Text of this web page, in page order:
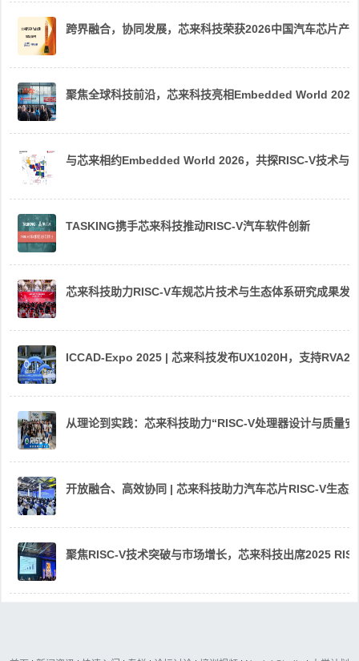
跨界融合，协同发展，芯来科技荣获2026中国汽车芯片产
聚焦全球科技前沿，芯来科技亮相Embedded World 2026
与芯来相约Embedded World 2026，共探RISC-V技术与
TASKING携手芯来科技推动RISC-V汽车软件创新
芯来科技助力RISC-V车规芯片技术与生态体系研究成果发
ICCAD-Expo 2025 | 芯来科技发布UX1020H，支持
从理论到实践：芯来科技助力“RISC-V处理器设计与质量
开放融合、高效协同 | 芯来科技助力汽车芯片RISC-V生态
聚焦RISC-V技术突破与市场增长，芯来科技出席2025